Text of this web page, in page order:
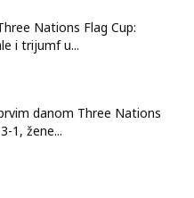
Nations Flag Cup:
i trijumf u...
danom Three Nations
1, žene...